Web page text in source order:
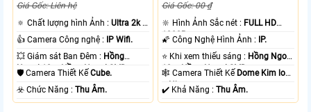
Giá Gốc: Liên hệ
🔅 Chất lượng hình Ảnh :Ultra 2k +
.
👍 Camera Công nghệ :
IP Wifi.
💥 Giám sát Ban Đêm : Hồng
Ngoại 10m Hồng Ngoại SMD.
🛡 Camera Thiết KếCube.
️☣️ Chức Năng :Thu Âm.
Giá Gốc: 00 ₫
🔆 Hình Ảnh Sắc nét : FULL HD
1080P .
🌠 Công Nghệ Hình Ảnh :
IP.
⭐ Khi xem thiếu sáng : Hồng Ngoại
10m Hồng Ngoại SMD.
🕸️ Camera Thiết Kế Dome Kim loại
+ Nhựa.
️✔️ Khả Năng :Thu Âm.